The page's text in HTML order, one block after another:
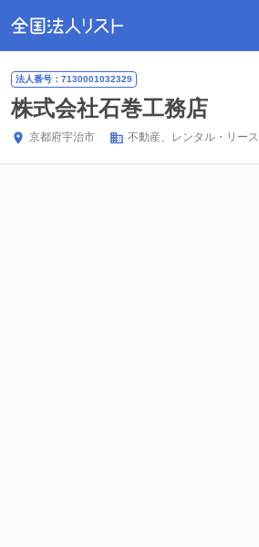
法人番号：7130001032329
株式会社石巻工務店
京都府宇治市 不動産、レンタル・リース